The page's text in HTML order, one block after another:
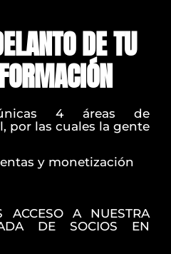
DE TU
4 áreas de
por las cuales la gente
y monetización
ACCESO A NUESTRA
DE SOCIOS EN